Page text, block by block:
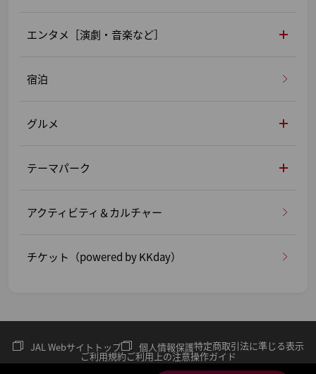
エンタメ［演劇・音楽など］
宿泊
グルメ
テーマパーク
アクティビティ＆カルチャー
チケット（powered by KKday）
JAL Webサイトトップ 個人情報保護特定商取引法に準じる表示
ご利用規約ご利用上の注意操作ガイド